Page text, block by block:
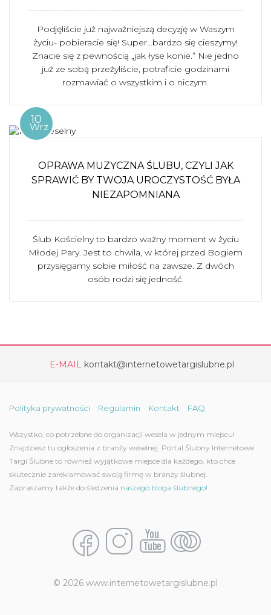
Podjęliście już najważniejszą decyzję w Waszym
życiu- pobieracie się! Super…bardzo się cieszymy!
Znacie się z pewnością „jak łyse konie.” Nie jedno
już ze sobą przeżyliście, potraficie godzinami
rozmawiać o wszystkim i o niczym.
10
Wrz
OPRAWA MUZYCZNA ŚLUBU, CZYLI JAK
SPRAWIĆ BY TWOJA UROCZYSTOŚĆ BYŁA
NIEZAPOMNIANA
Ślub Kościelny to bardzo ważny moment w życiu
Młodej Pary. Jest to chwila, w której przed Bogiem
przysięgamy sobie miłość na zawsze. Z dwóch
osób rodzi się jedność.
E-MAIL kontakt@internetowetargislubne.pl
Polityka prywatności Regulamin Kontakt FAQ
Wszystko, co potrzebne do organizacji wesela w jednym miejscu!
Znajdziesz tu ogłoszenia z branży weselnej. Portal Ślubny Internetowe
Targi Ślubne to również wyjątkowe miejsce dla każdego, kto chce
skutecznie zareklamować swoją firmę w branży ślubnej.
Zapraszamy także do śledzenia naszego bloga ślubnego!
© 2026 www.internetowetargislubne.pl